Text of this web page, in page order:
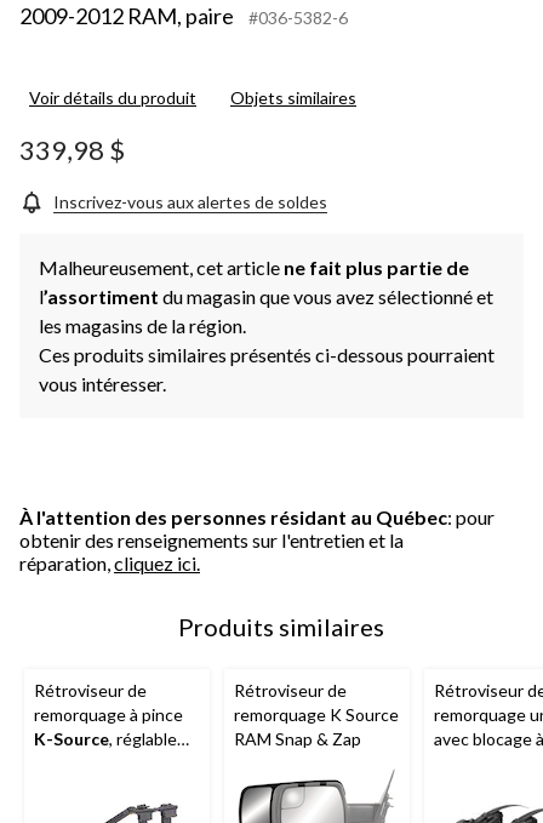
2009-2012 RAM, paire
#036-5382-6
Voir détails du produit Objets similaires
339,98 $
Inscrivez-vous aux alertes de soldes
Malheureusement, cet article ne fait plus partie de
l’assortiment du magasin que vous avez sélectionné et
les magasins de la région.
Ces produits similaires présentés ci-dessous pourraient
vous intéresser.
À l'attention des personnes résidant au Québec: pour
obtenir des renseignements sur l'entretien et la
réparation, cliquez ici.
Produits similaires
Rétroviseur de
remorquage à pince
K-Source, réglable
Rétroviseur de
remorquage K Source
RAM Snap & Zap
Rétroviseur
remorquage
avec blocage